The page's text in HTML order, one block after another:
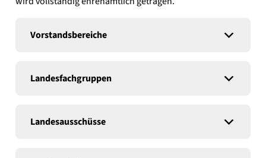
Vor­stands­be­rei­che
Lan­des­fach­grup­pen
Lan­des­aus­schüs­se